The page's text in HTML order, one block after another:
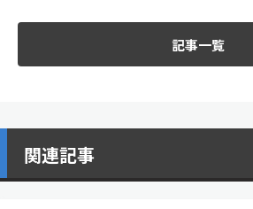
記事一覧
関連記事